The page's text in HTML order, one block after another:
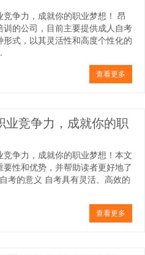
争力，成就你的职业梦想！ 昂
的公司，目前主要提供成人自考
式，以其灵活性和高度个性化的
查看更多
业竞争力，成就你的职
争力，成就你的职业梦想！本文
性和优势，并帮助读者更好地了
考的意义 自考具有灵活、高效的
查看更多